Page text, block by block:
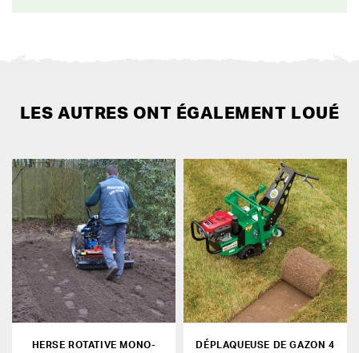
LES AUTRES ONT ÉGALEMENT LOUÉ
HERSE ROTATIVE MONO-
DÉPLAQUEUSE DE GAZON 4